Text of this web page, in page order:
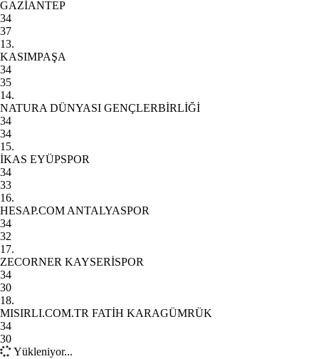
GAZİANTEP
34
37
13.
KASIMPAŞA
34
35
14.
NATURA DÜNYASI GENÇLERBİRLİĞİ
34
34
15.
İKAS EYÜPSPOR
34
33
16.
HESAP.COM ANTALYASPOR
34
32
17.
ZECORNER KAYSERİSPOR
34
30
18.
MISIRLI.COM.TR FATİH KARAGÜMRÜK
34
30
Yükleniyor...